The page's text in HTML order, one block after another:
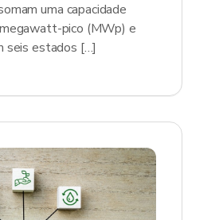
uma capacidade
pico (MWp) e
seis estados […]